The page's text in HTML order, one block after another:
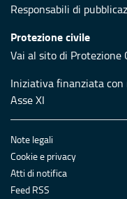
Responsabili di
Protezione civile
Vai al sito di Protezione
Iniziativa finanziata
Asse XI
Note legali
Cookie e privacy
Atti di notifica
Feed RSS